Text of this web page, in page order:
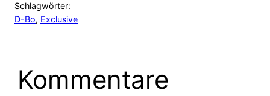
Schlagwörter:
D-Bo, Exclusive
Kommentare